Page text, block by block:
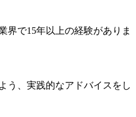
界で15年以上の経験がありま
う、実践的なアドバイスをし